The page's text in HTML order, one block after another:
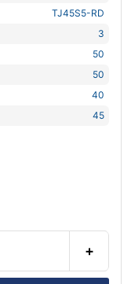
TJ45S5-RD
3
50
50
40
45
+